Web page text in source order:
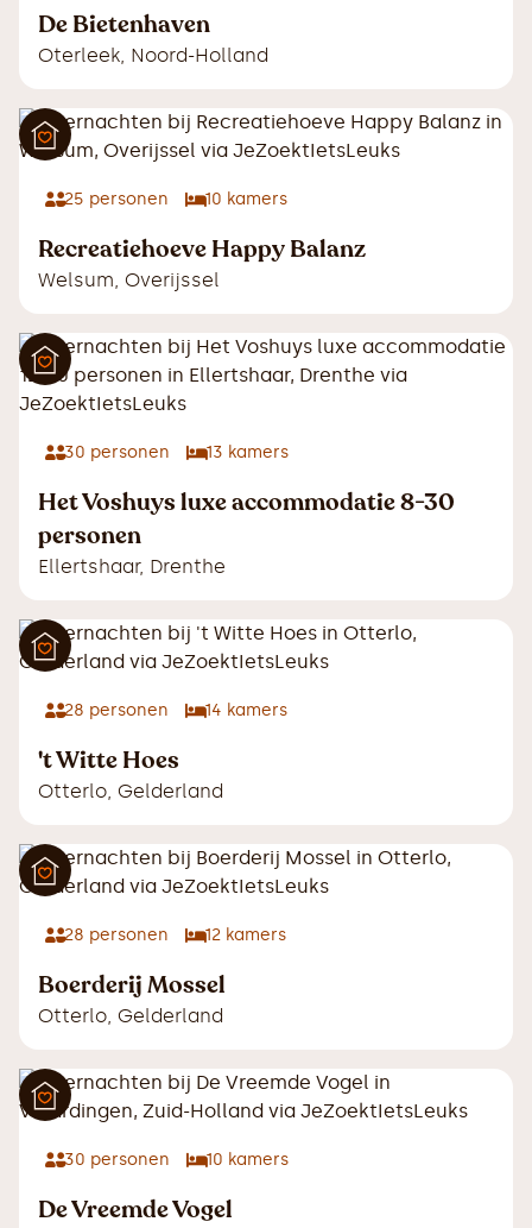
De Bietenhaven
Oterleek, Noord-Holland
25 personen 10 kamers
Recreatiehoeve Happy Balanz
Welsum, Overijssel
30 personen 13 kamers
Het Voshuys luxe accommodatie 8-30
personen
Ellertshaar, Drenthe
28 personen 14 kamers
't Witte Hoes
Otterlo, Gelderland
28 personen 12 kamers
Boerderij Mossel
Otterlo, Gelderland
30 personen 10 kamers
De Vreemde Vogel